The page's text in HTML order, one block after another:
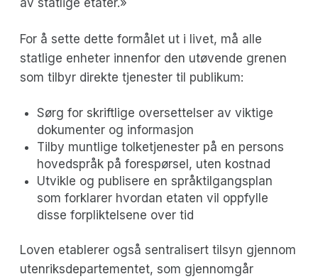
For å sette dette formålet ut i livet, må alle
statlige enheter innenfor den utøvende grenen
som tilbyr direkte tjenester til publikum:
Sørg for skriftlige oversettelser av viktige
dokumenter og informasjon
Tilby muntlige tolketjenester på en persons
hovedspråk på forespørsel, uten kostnad
Utvikle og publisere en språktilgangsplan
som forklarer hvordan etaten vil oppfylle
disse forpliktelsene over tid
Loven etablerer også sentralisert tilsyn gjennom
utenriksdepartementet, som gjennomgår